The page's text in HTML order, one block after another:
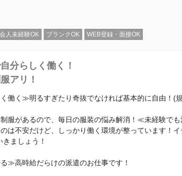
人未経験OK ブランクOK WEB登録・面接OK
分らしく働く！
アリ！
働く≫明るすぎたり奇抜でなければ基本的に自由！(
服があるので、毎日の服装の悩み解消！≪未経験で
は不安だけど、しっかり働く環境が整っています！イ
ましょう！
≫高時給だらけの派遣のお仕事です！